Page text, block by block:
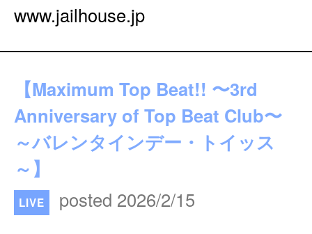
www.jailhouse.jp
【Maximum Top Beat!! 〜3rd
Anniversary of Top Beat Club〜
～バレンタインデー・トイッス
～】
LIVE posted 2026/2/15